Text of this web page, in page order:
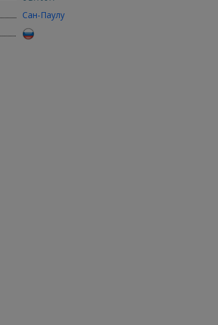
Сан-Паулу